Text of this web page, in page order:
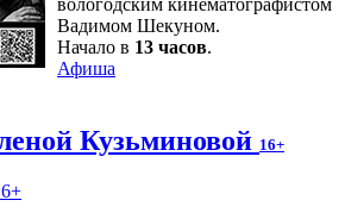
Вадимом Шекуном.
Начало в 13 часов.
Афиша
Кузьминовой 16+